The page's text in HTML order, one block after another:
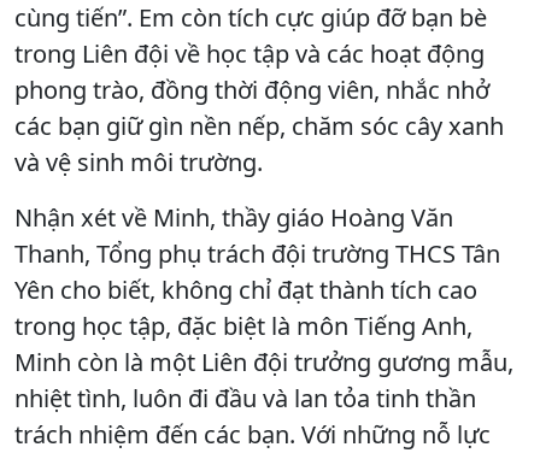
cùng tiến”. Em còn tích cực giúp đỡ bạn bè
trong Liên đội về học tập và các hoạt động
phong trào, đồng thời động viên, nhắc nhở
các bạn giữ gìn nền nếp, chăm sóc cây xanh
và vệ sinh môi trường.
Nhận xét về Minh, thầy giáo Hoàng Văn
Thanh, Tổng phụ trách đội trường THCS Tân
Yên cho biết, không chỉ đạt thành tích cao
trong học tập, đặc biệt là môn Tiếng Anh,
Minh còn là một Liên đội trưởng gương mẫu,
nhiệt tình, luôn đi đầu và lan tỏa tinh thần
trách nhiệm đến các bạn. Với những nỗ lực